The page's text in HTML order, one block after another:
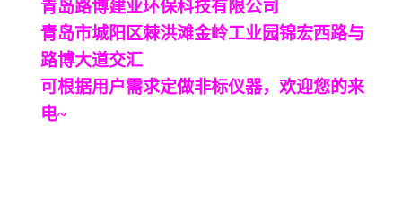
青岛路博建业环保科技有限公司
青岛市城阳区棘洪滩金岭工业园锦宏西路与
路博大道交汇
可根据用户需求定做非标仪器，欢迎您的来
电~